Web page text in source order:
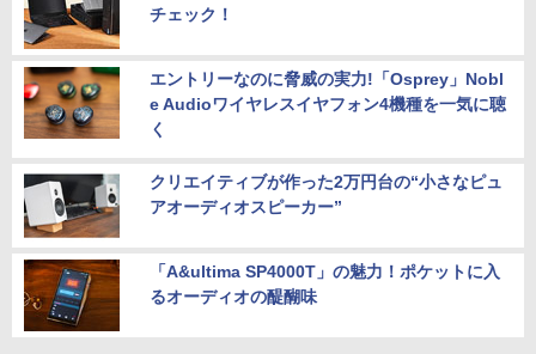
チェック！
エントリーなのに脅威の実力!「Osprey」Nobl
e Audioワイヤレスイヤフォン4機種を一気に聴
く
クリエイティブが作った2万円台の“小さなピュ
アオーディオスピーカー”
「A&ultima SP4000T」の魅力！ポケットに入
るオーディオの醍醐味